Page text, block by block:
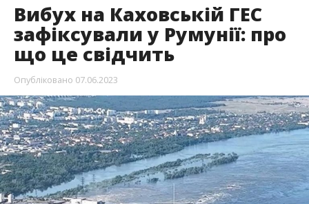
Вибух на Каховській ГЕС
зафіксували у Румунії: про
що це свідчить
Опубліковано 07.06.2023